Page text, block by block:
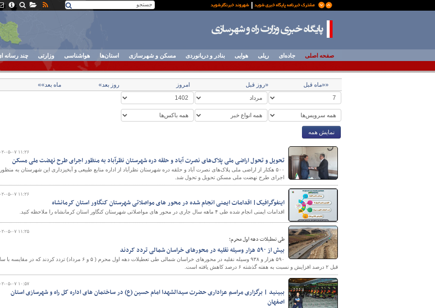
پایگاه خبری وزارت راه و
صفحه اصلی جاده‌ای ریلی هوایی بنادر و دریانوردی مسکن و شهرسازی استان‌ها هواشناسی وزارتی چند رسانه
««ماه قبل «روز قبل امروز روز بعد» ماه بعد»»
نمایش همه
۱۴۰۲-۰۵-۰۷
تحویل و تحول اراضی ملی پلاک‌های نصرت آباد و حلقه دره شهرستان نظرآباد به منظور اجرای طرح نهضت ملی مسکن
۵۰۰ هکتار از اراضی ملی پلاک‌های نصرت آباد و حلقه دره شهرستان نظرآباد از اداره منابع طبیعی و آبخیزداری این شهرستان به منظور
اجرای طرح نهضت ملی مسکن تحویل و تحول شد.
۱۴۰۲-۰۵-۰۷
اینفوگرافیک| اقدامات ایمنی انجام شده در محور های مواصلاتی شهرستان کنگاور استان کرمانشاه
اقدامات ایمنی انجام شده طی ۴ ماهه سال جاری در محور های مواصلاتی شهرستان کنگاور استان کرمانشاه را ملاحظه کنید.
۱۴۰۲-۰۵-۰۷
طی تعطیلات دهه اول محرم؛
بیش از ۵۹۰ هزار وسیله نقلیه در محورهای خراسان شمالی تردد کردند
۵۹۰ هزار و ۹۳۸ وسیله نقلیه در محورهای خراسان شمالی طی تعطیلات دهه اول محرم ( ۵ و ۶ مرداد) تردد کردند که در مقایسه
قبل ۲ درصد افزایش و نسبت به هفته گذشته ۶ درصد کاهش یافته است.
۱۴۰۲-۰۵-۰۷
ببینید | برگزاری مراسم عزاداری حضرت سیدالشهدا امام حسین (ع) در ساختمان های اداره کل راه و شهرسازی استان
اصفهان